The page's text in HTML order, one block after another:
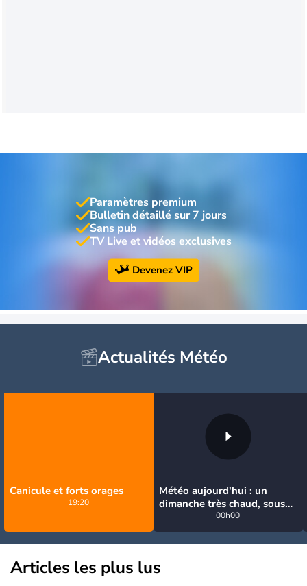
Paramètres premium
Bulletin détaillé sur 7 jours
Sans pub
TV Live et vidéos exclusives
Devenez VIP
Actualités Météo
Canicule et forts orages
19:20
Météo aujourd'hui : un
dimanche très chaud, sous
la menace de quelques
orages
00h00
Articles les plus lus